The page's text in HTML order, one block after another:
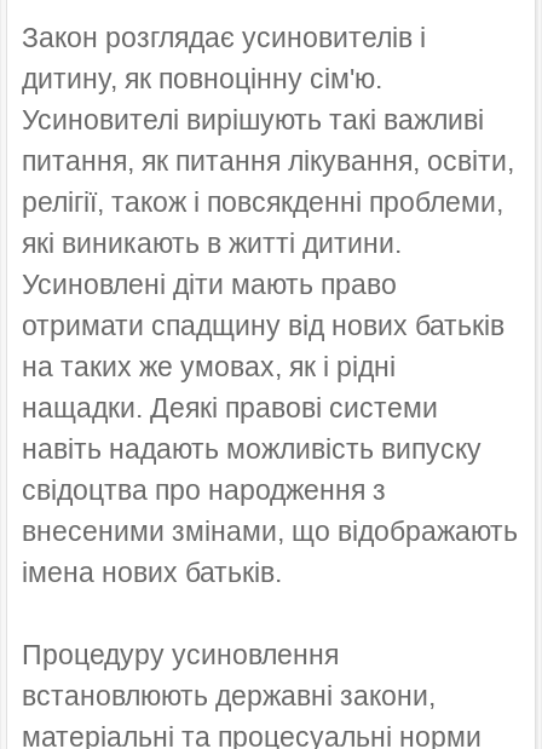
Закон розглядає усиновителів і
дитину, як повноцінну сім'ю.
Усиновителі вирішують такі важливі
питання, як питання лікування, освіти,
релігії, також і повсякденні проблеми,
які виникають в житті дитини.
Усиновлені діти мають право
отримати спадщину від нових батьків
на таких же умовах, як і рідні
нащадки. Деякі правові системи
навіть надають можливість випуску
свідоцтва про народження з
внесеними змінами, що відображають
імена нових батьків.
Процедуру усиновлення
встановлюють державні закони,
матеріальні та процесуальні норми